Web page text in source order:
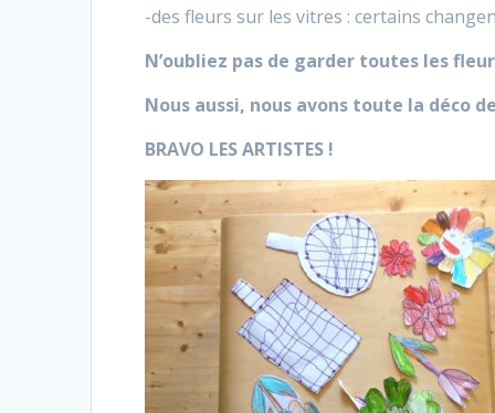
-des fleurs sur les vitres : certains
N’oubliez pas de garder toutes les
Nous aussi, nous avons toute la déco
BRAVO LES ARTISTES !